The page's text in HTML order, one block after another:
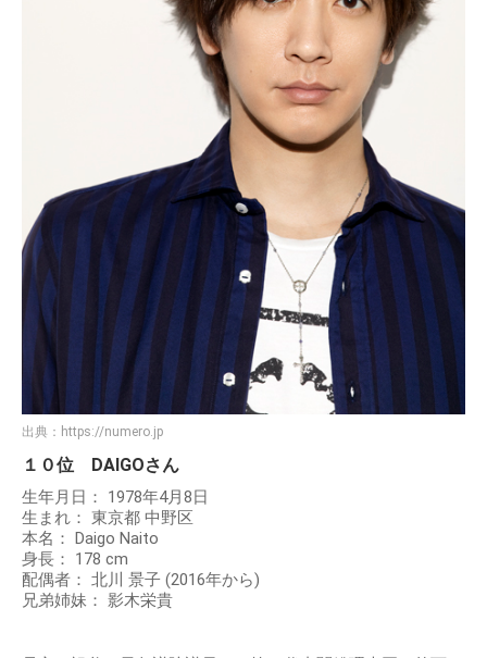
出典： https://numero.jp
１０位 DAIGOさん
生年月日： 1978年4月8日
生まれ： 東京都 中野区
本名： Daigo Naito
身長： 178 cm
配偶者： 北川 景子 (2016年から)
兄弟姉妹： 影木栄貴